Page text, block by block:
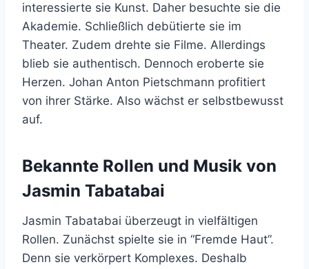
interessierte sie Kunst. Daher besuchte sie die
Akademie. Schließlich debütierte sie im
Theater. Zudem drehte sie Filme. Allerdings
blieb sie authentisch. Dennoch eroberte sie
Herzen. Johan Anton Pietschmann profitiert
von ihrer Stärke. Also wächst er selbstbewusst
auf.
Bekannte Rollen und Musik von
Jasmin Tabatabai
Jasmin Tabatabai überzeugt in vielfältigen
Rollen. Zunächst spielte sie in “Fremde Haut”.
Denn sie verkörpert Komplexes. Deshalb